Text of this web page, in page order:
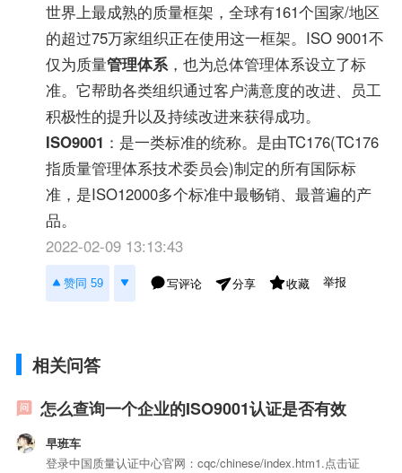
世界上最成熟的质量框架，全球有161个国家/地区
的超过75万家组织正在使用这一框架。ISO 9001不
仅为质量管理体系，也为总体管理体系设立了标
准。它帮助各类组织通过客户满意度的改进、员工
积极性的提升以及持续改进来获得成功。
ISO9001 ：是一类标准的统称。是由TC176(TC176
指质量管理体系技术委员会)制定的所有国际标
准，是ISO12000多个标准中最畅销、最普遍的产
品。
2022-02-09 13:13:43
赞同 59 写评论 分享 收藏 举报
相关问答
怎么查询一个企业的ISO9001认证是否有效
早班车
登录中国质量认证中心官网：cqc/chinese/index.htm1.点击证